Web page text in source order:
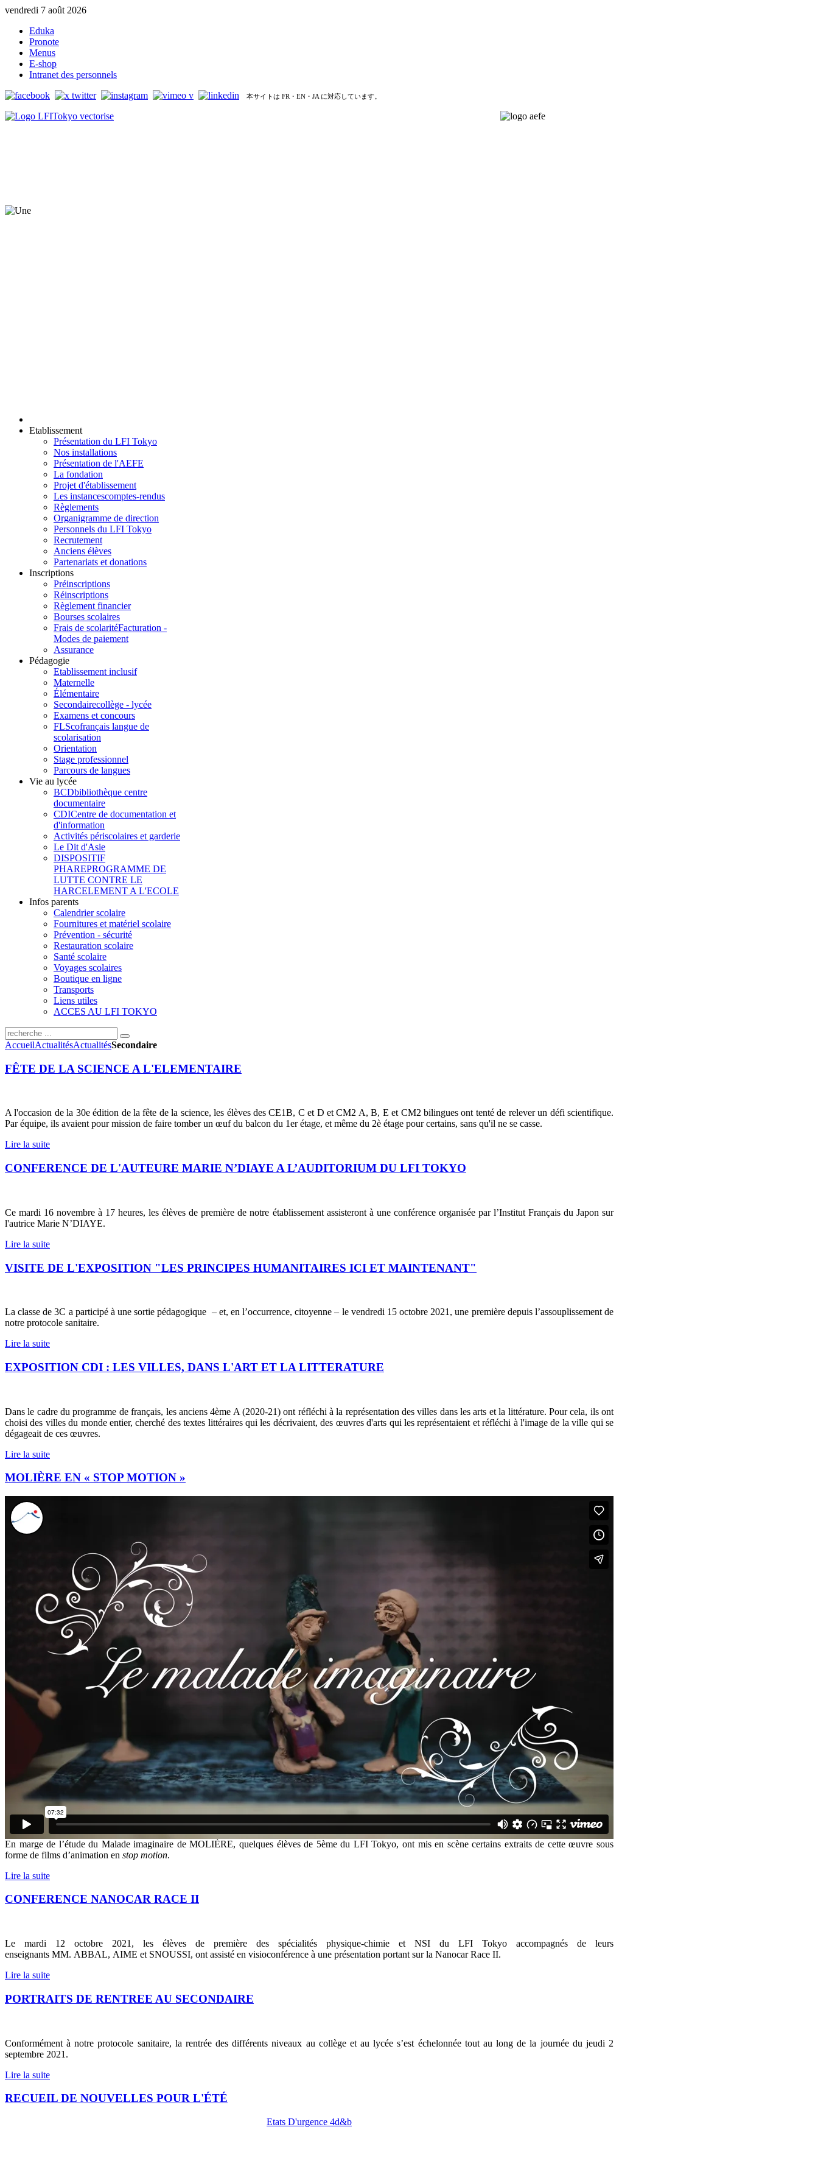
vendredi 7 août 2026
Eduka
Pronote
Menus
E-shop
Intranet des personnels
本サイトは FR・EN・JA に対応しています。
Etablissement
Présentation du LFI Tokyo
Nos installations
Présentation de l'AEFE
La fondation
Projet d'établissement
Les instancescomptes-rendus
Règlements
Organigramme de direction
Personnels du LFI Tokyo
Recrutement
Anciens élèves
Partenariats et donations
Inscriptions
Préinscriptions
Réinscriptions
Règlement financier
Bourses scolaires
Frais de scolaritéFacturation -
Modes de paiement
Assurance
Pédagogie
Etablissement inclusif
Maternelle
Élémentaire
Secondairecollège - lycée
Examens et concours
FLScofrançais langue de
scolarisation
Orientation
Stage professionnel
Parcours de langues
Vie au lycée
BCDbibliothèque centre
documentaire
CDICentre de documentation et
d'information
Activités périscolaires et garderie
Le Dit d'Asie
DISPOSITIF
PHAREPROGRAMME DE
LUTTE CONTRE LE
HARCELEMENT A L'ECOLE
Infos parents
Calendrier scolaire
Fournitures et matériel scolaire
Prévention - sécurité
Restauration scolaire
Santé scolaire
Voyages scolaires
Boutique en ligne
Transports
Liens utiles
ACCES AU LFI TOKYO
AccueilActualitésActualitésSecondaire
FÊTE DE LA SCIENCE A L'ELEMENTAIRE
A l'occasion de la 30e édition de la fête de la science, les élèves des CE1B, C et D et CM2 A, B, E et CM2 bilingues ont tenté de relever un défi scientifique.
Par équipe, ils avaient pour mission de faire tomber un œuf du balcon du 1er étage, et même du 2è étage pour certains, sans qu'il ne se casse.
Lire la suite
CONFERENCE DE L'AUTEURE MARIE N’DIAYE A L’AUDITORIUM DU LFI TOKYO
Ce mardi 16 novembre à 17 heures, les élèves de première de notre établissement assisteront à une conférence organisée par l’Institut Français du Japon sur
l'autrice Marie N’DIAYE.
Lire la suite
VISITE DE L'EXPOSITION "LES PRINCIPES HUMANITAIRES ICI ET MAINTENANT"
La classe de 3C a participé à une sortie pédagogique – et, en l’occurrence, citoyenne – le vendredi 15 octobre 2021, une première depuis l’assouplissement de
notre protocole sanitaire.
Lire la suite
EXPOSITION CDI : LES VILLES, DANS L'ART ET LA LITTERATURE
Dans le cadre du programme de français, les anciens 4ème A (2020-21) ont réfléchi à la représentation des villes dans les arts et la littérature. Pour cela, ils ont
choisi des villes du monde entier, cherché des textes littéraires qui les décrivaient, des œuvres d'arts qui les représentaient et réfléchi à l'image de la ville qui se
dégageait de ces œuvres.
Lire la suite
MOLIÈRE EN « STOP MOTION »
En marge de l’étude du Malade imaginaire de MOLIÈRE, quelques élèves de 5ème du LFI Tokyo, ont mis en scène certains extraits de cette œuvre sous
forme de films d’animation en stop motion.
Lire la suite
CONFERENCE NANOCAR RACE II
Le mardi 12 octobre 2021, les élèves de première des spécialités physique-chimie et NSI du LFI Tokyo accompagnés de leurs
enseignants MM. ABBAL, AIME et SNOUSSI, ont assisté en visioconférence à une présentation portant sur la Nanocar Race II.
Lire la suite
PORTRAITS DE RENTREE AU SECONDAIRE
Conformément à notre protocole sanitaire, la rentrée des différents niveaux au collège et au lycée s’est échelonnée tout au long de la journée du jeudi 2
septembre 2021.
Lire la suite
RECUEIL DE NOUVELLES POUR L'ÉTÉ
Etats D'urgence 4d&b